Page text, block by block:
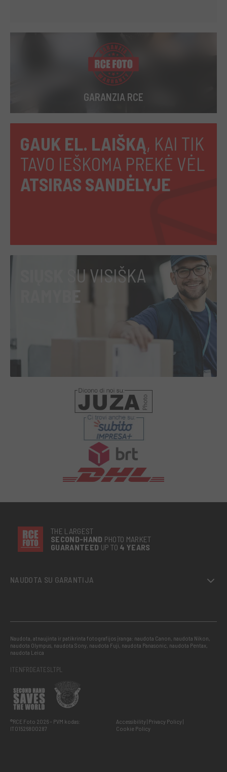
GARANZIA RCE
GAUK EL. LAIŠKĄ, KAI TIK
TAVO IEŠKOMA PREKĖ VĖL
ATSIRAS SANDĖLYJE
SU VISIŠKA
THE LARGEST
SECOND-HAND PHOTO MARKET
GUARANTEED UP TO 4 YEARS
NAUDOTA SU GARANTIJA
Naudota, atnaujinta ir patikrinta fotografijos įranga: naudota Canon, naudota Nikon,
naudota Olympus, naudota Sony, naudota Fuji, naudota Panasonic, naudota Pentax,
naudota Leica
ITENFRDEATESLTPL
®RCE Foto 2026 – PVM kodas:
IT01526800287
Accessibility Privacy Policy
Cookie Policy